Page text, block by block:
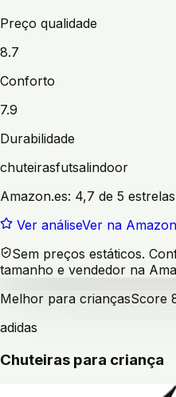
Preço qualidade
8.7
Conforto
7.9
Durabilidade
chuteirasfutsalindoor
Amazon.es: 4,7 de 5 estrelas
Ver análiseVer na Amazon
Sem preços estáticos.
tamanho e vendedor na
Melhor para criançasScore
adidas
Chuteiras para criança